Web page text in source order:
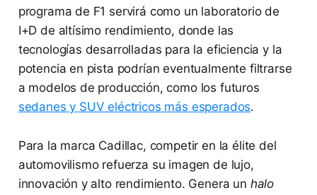
programa de F1 servirá como un laboratorio de
I+D de altísimo rendimiento, donde las
tecnologías desarrolladas para la eficiencia y la
potencia en pista podrían eventualmente filtrarse
a modelos de producción, como los futuros
sedanes y SUV eléctricos más esperados.
Para la marca Cadillac, competir en la élite del
automovilismo refuerza su imagen de lujo,
innovación y alto rendimiento. Genera un halo